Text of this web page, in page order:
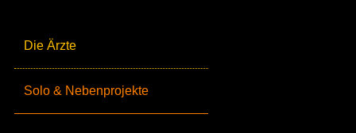
Die Ärzte
Solo & Nebenprojekte